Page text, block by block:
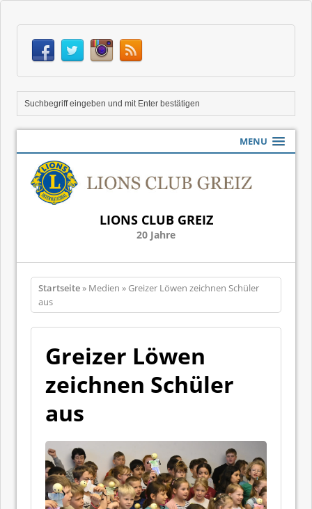
MENU
LIONS CLUB GREIZ
20 Jahre
Startseite» Medien » Greizer Löwen zeichnen Schüler
aus
Greizer Löwen
zeichnen Schüler
aus